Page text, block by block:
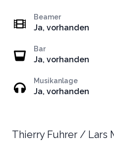
Beamer
Ja, vorhanden
Bar
Ja, vorhanden
Musikanlage
Ja, vorhanden
Thierry Fuhrer / Lars